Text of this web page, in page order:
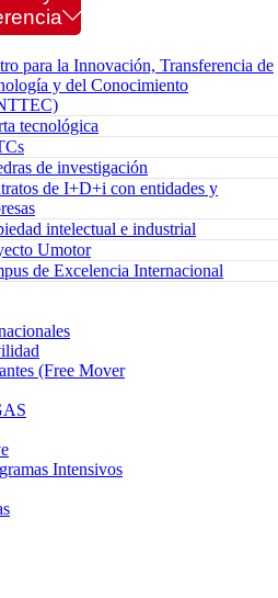
para la Innovación, Transferencia de
y del Conocimiento
tecnológica
de investigación
de I+D+i con entidades y
intelectual e industrial
Umotor
de Excelencia Internacional
(Free Mover
Intensivos